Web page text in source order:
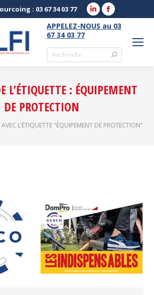
: 03 67 34 03 77
LinkedIn
page
Facebook
page
APPELEZ-NOUS au 03
67 34 03 77
Recherche
L’ÉTIQUETTE : ÉQUIPEMENT
DE PROTECTION
AVEC L’ÉTIQUETTE "ÉQUIPEMENT DE PROTECTION"